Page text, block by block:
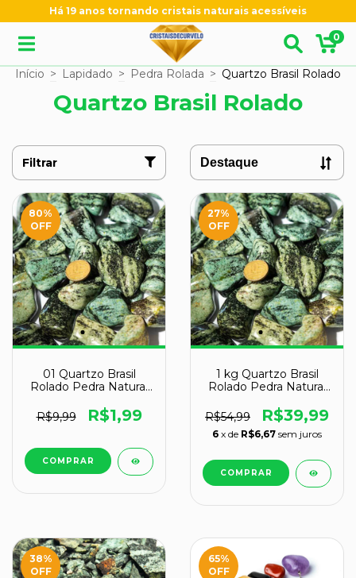
Há 19 anos tornando cristais naturais acessíveis
0
Início > Lapidado > Pedra Rolada > Quartzo Brasil Rolado
Quartzo Brasil Rolado
Filtrar
80%
OFF
01 Quartzo Brasil
Rolado Pedra Natural
R$9,99
R$1,99
27%
OFF
1 kg Quartzo Brasil
Rolado Pedra Natural
R$54,99
R$39,99
6 x de R$6,67 sem juros
38%
OFF
65%
OFF